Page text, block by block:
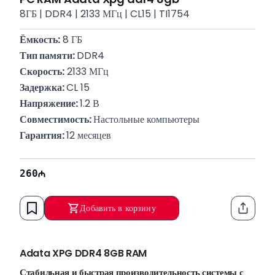
8ГБ | DDR4 | 2133 МГц | CL15 | TI1754
Ёмкость: 8 ГБ
Тип памяти: DDR4
Скорость: 2133 МГц
Задержка: CL 15
Напряжение: 1.2 В
Совместимость: Настольные компьютеры
Гарантия: 12 месяцев
260
Добавить в корзину
Adata XPG DDR4 8GB RAM
Стабильная и быстрая производительность системы с